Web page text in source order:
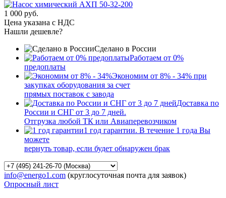
1 000 руб.
Цена указана с НДС
Нашли дешевле?
Сделано в России
Работаем от 0%
предоплаты
Экономим от 8% - 34% при
закупках оборудования за счет
прямых поставок с завода
Доставка по
России и СНГ от 3 до 7 дней.
Отгрузка любой ТК или Авиаперевозчиком
1 год гарантии. В течение 1 года Вы
можете
вернуть товар, если будет обнаружен брак
info@energo1.com (круглосуточная почта для заявок)
Опросный лист